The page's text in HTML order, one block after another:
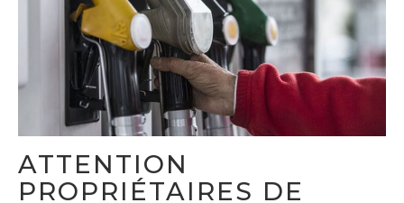
ATTENTION
PROPRIÉTAIRES DE